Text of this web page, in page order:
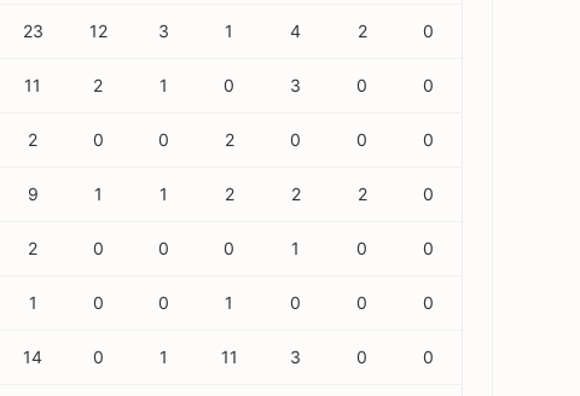
23 12 3 1 4 2 0
11 2 1 0 3 0 0
2 0 0 2 0 0 0
9 1 1 2 2 2 0
2 0 0 0 1 0 0
1 0 0 1 0 0 0
14 0 1 11 3 0 0